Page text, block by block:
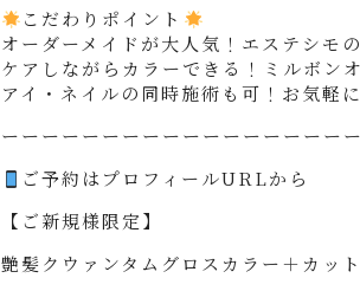
こだわりポイント
オーダーメイドが大人気！エステシモ
ケアしながらカラーできる！ミルボン
アイ・ネイルの同時施術も可！お気軽
ーーーーーーーーーーーーーーーーー
ご予約はプロフィールURLから
【ご新規様限定】
艶髪クウァンタムグロスカラー＋カ